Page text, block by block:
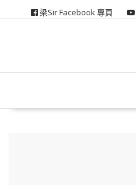
梁Sir Facebook 專頁